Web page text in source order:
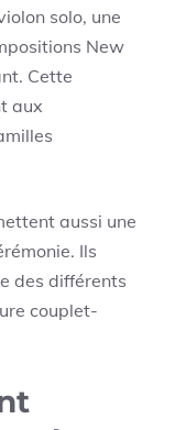
solo, une
New
Cette
aux
aussi une
Ils
des différents
couplet-